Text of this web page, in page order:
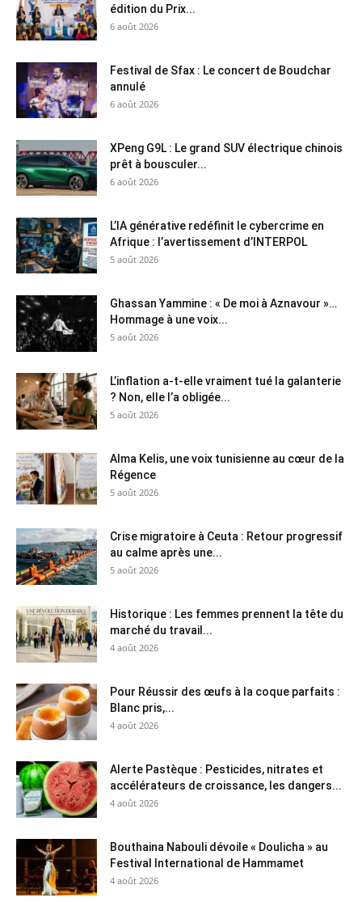
édition du Prix...
6 août 2026
Festival de Sfax : Le concert de Boudchar
annulé
6 août 2026
XPeng G9L : Le grand SUV électrique chinois
prêt à bousculer...
6 août 2026
L’IA générative redéfinit le cybercrime en
Afrique : l’avertissement d’INTERPOL
5 août 2026
Ghassan Yammine : « De moi à Aznavour »…
Hommage à une voix...
5 août 2026
L’inflation a-t-elle vraiment tué la galanterie
? Non, elle l’a obligée...
5 août 2026
Alma Kelis, une voix tunisienne au cœur de la
Régence
5 août 2026
Crise migratoire à Ceuta : Retour progressif
au calme après une...
5 août 2026
Historique : Les femmes prennent la tête du
marché du travail...
4 août 2026
Pour Réussir des œufs à la coque parfaits :
Blanc pris,...
4 août 2026
Alerte Pastèque : Pesticides, nitrates et
accélérateurs de croissance, les dangers...
4 août 2026
Bouthaina Nabouli dévoile « Doulicha » au
Festival International de Hammamet
4 août 2026